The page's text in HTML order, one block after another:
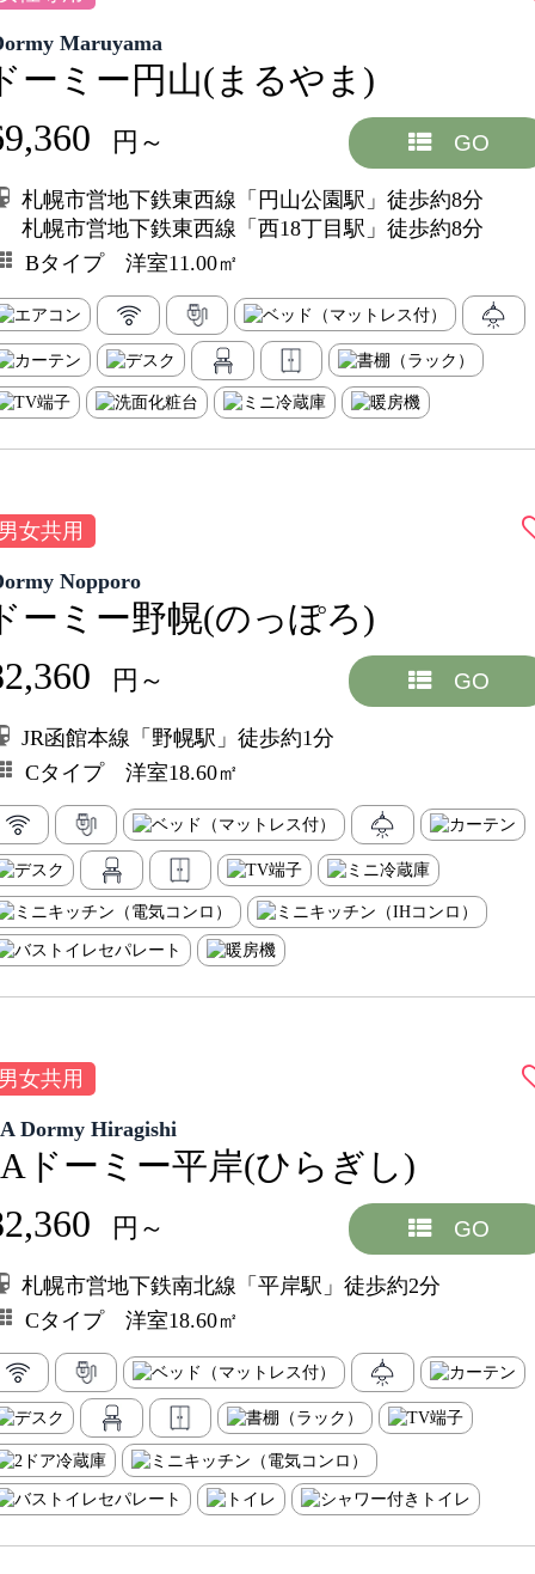
Maruyama
ーミー円山(まるやま)
円～ GO
札幌市営地下鉄東西線「円山公園駅」徒歩約8分
札幌市営地下鉄東西線「西18丁目駅」徒歩約8分
Bタイプ 洋室11.00㎡
女共用
Nopporo
ーミー野幌(のっぽろ)
円～ GO
JR函館本線「野幌駅」徒歩約1分
Cタイプ 洋室18.60㎡
女共用
Dormy Hiragishi
ドーミー平岸(ひらぎし)
円～ GO
札幌市営地下鉄南北線「平岸駅」徒歩約2分
Cタイプ 洋室18.60㎡